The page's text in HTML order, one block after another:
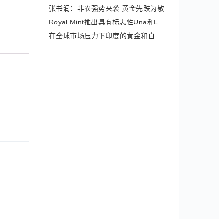
张书润：非农强势来袭 黄金先跌为敬